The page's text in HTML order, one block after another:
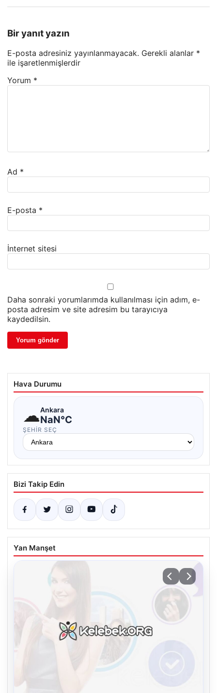
Bir yanıt yazın
E-posta adresiniz yayınlanmayacak. Gerekli alanlar *
ile işaretlenmişlerdir
Yorum *
Ad *
E-posta *
İnternet sitesi
Daha sonraki yorumlarımda kullanılması için adım, e-
posta adresim ve site adresim bu tarayıcıya
kaydedilsin.
Hava Durumu
☁Ankara
NaN°C
ŞEHIR SEÇ
Bizi Takip Edin
Yan Manşet